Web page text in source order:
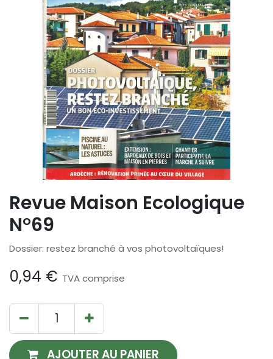
Revue Maison Ecologique
N°69
Dossier: restez branché à vos photovoltaïques!
0,94 € TVA comprise
AJOUTER AU PANIER